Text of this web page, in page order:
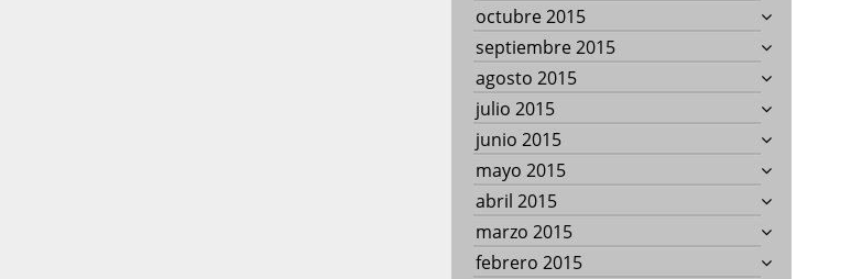
octubre 2015
septiembre 2015
agosto 2015
julio 2015
junio 2015
mayo 2015
abril 2015
marzo 2015
febrero 2015